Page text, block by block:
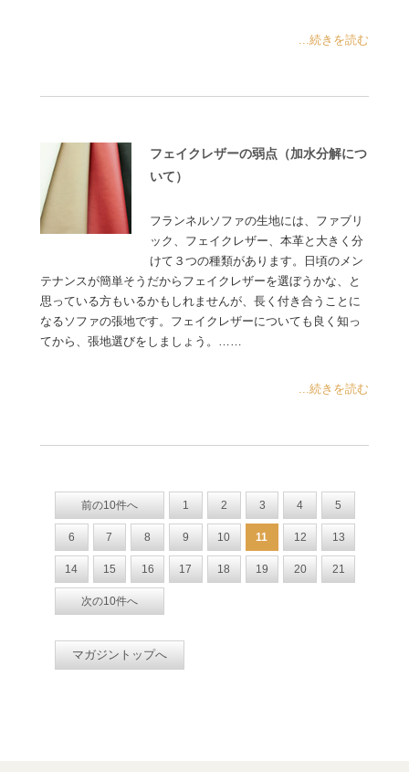
...続きを読む
フェイクレザーの弱点（加水分解につ
いて）
フランネルソファの生地には、ファブリ
ック、フェイクレザー、本革と大きく分
けて３つの種類があります。日頃のメン
テナンスが簡単そうだからフェイクレザーを選ぼうかな、と
思っている方もいるかもしれませんが、長く付き合うことに
なるソファの張地です。フェイクレザーについても良く知っ
てから、張地選びをしましょう。……
...続きを読む
前の10件へ 1 2 3 4 5
6 7 8 9 10 11 12 13
14 15 16 17 18 19 20 21
次の10件へ
マガジントップへ